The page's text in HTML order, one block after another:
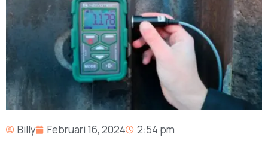
Billy Februari 16, 2024
2:54 pm